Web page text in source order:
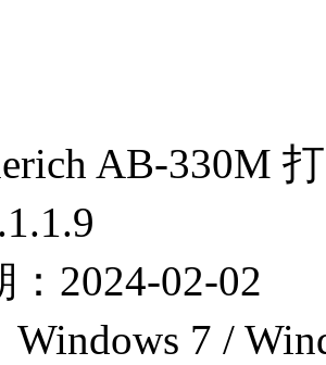
AB-330M
2024-02-02
7 /